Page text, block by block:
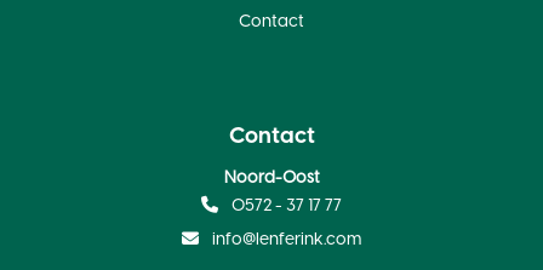
Contact
Contact
Noord-Oost
0572 - 37 17 77
info@lenferink.com